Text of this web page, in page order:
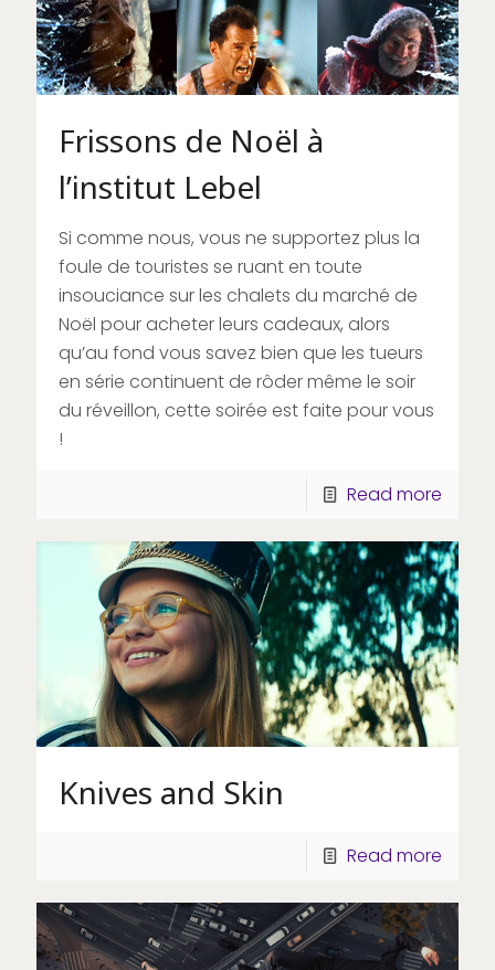
Frissons de Noël à
l’institut Lebel
Si comme nous, vous ne supportez plus la
foule de touristes se ruant en toute
insouciance sur les chalets du marché de
Noël pour acheter leurs cadeaux, alors
qu’au fond vous savez bien que les tueurs
en série continuent de rôder même le soir
du réveillon, cette soirée est faite pour vous
!
Read more
Knives and Skin
Read more